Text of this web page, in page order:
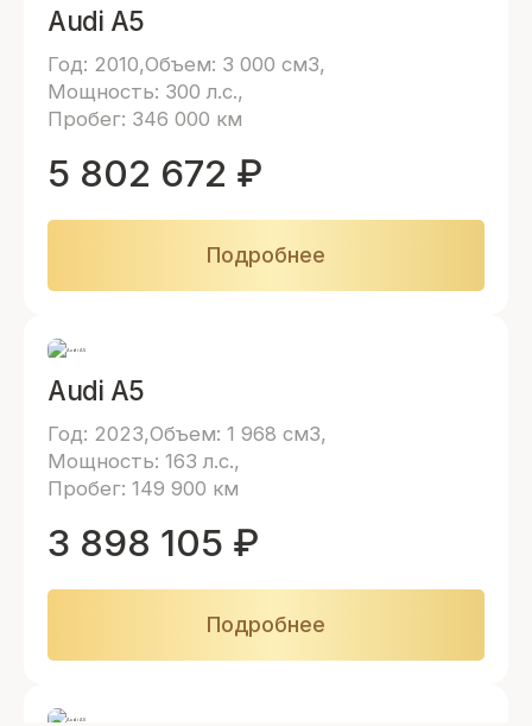
Audi A5
Год: 2010 Объем: 3 000 см3
Мощность: 300 л.с.
Пробег: 346 000 км
5 802 672 ₽
Подробнее
Audi A5
Год: 2023 Объем: 1 968 см3
Мощность: 163 л.с.
Пробег: 149 900 км
3 898 105 ₽
Подробнее